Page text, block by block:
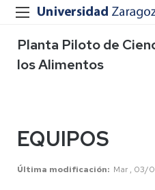
Planta Piloto de
los Alimentos
EQUIPOS
Última modificación Mar , 03/